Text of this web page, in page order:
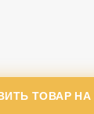
ТОВАР НА